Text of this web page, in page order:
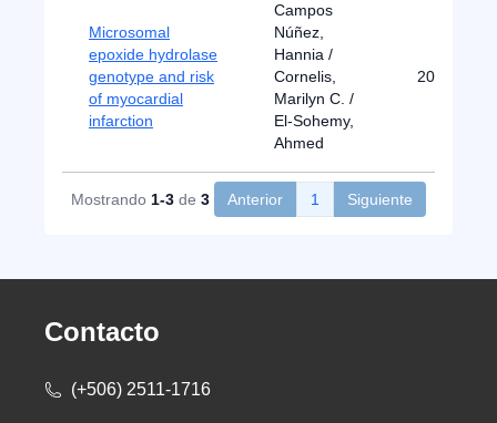
Microsomal
epoxide hydrolase
genotype and risk
of myocardial
infarction
Campos
Núñez,
Hannia /
Cornelis,
Marilyn C. /
El-Sohemy,
Ahmed
2007
Mostrando 1-3 de 3 Anterior 1 Siguiente
Contacto
(+506) 2511-1716